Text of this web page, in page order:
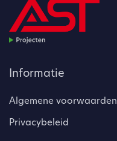
Informatie
Algemene voorwaarden
Privacybeleid